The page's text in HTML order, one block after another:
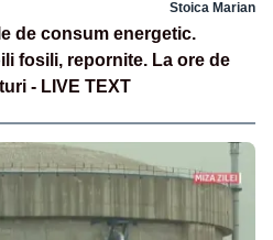
Stoica Marian
de consum energetic.
fosili, repornite. La ore de
- LIVE TEXT